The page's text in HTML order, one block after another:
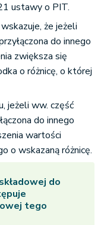
ustawy o PIT.
że jeżeli
do innego
zwiększa się
o różnicę, o której
jeżeli ww. część
do innego
wartości
o wskazaną różnicę.
do
tego